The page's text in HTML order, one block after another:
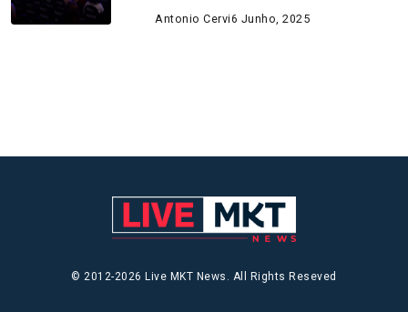
Antonio Cervi6 Junho, 2025
© 2012-2026 Live MKT News. All Rights Reseved